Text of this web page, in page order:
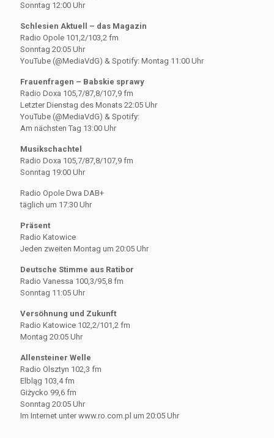
Sonntag 12:00 Uhr
Schlesien Aktuell – das Magazin
Radio Opole 101,2/103,2 fm
Sonntag 20:05 Uhr
YouTube (@MediaVdG) & Spotify: Montag 11:00 Uhr
Frauenfragen – Babskie sprawy
Radio Doxa 105,7/87,8/107,9 fm
Letzter Dienstag des Monats 22:05 Uhr
YouTube (@MediaVdG) & Spotify:
Am nächsten Tag 13:00 Uhr
Musikschachtel
Radio Doxa 105,7/87,8/107,9 fm
Sonntag 19:00 Uhr
Radio Opole Dwa DAB+
täglich um 17:30 Uhr
Präsent
Radio Katowice
Jeden zweiten Montag um 20:05 Uhr
Deutsche Stimme aus Ratibor
Radio Vanessa 100,3/95,8 fm
Sonntag 11:05 Uhr
Versöhnung und Zukunft
Radio Katowice 102,2/101,2 fm
Montag 20:05 Uhr
Allensteiner Welle
Radio Olsztyn 102,3 fm
Elbląg 103,4 fm
Giżycko 99,6 fm
Sonntag 20:05 Uhr
Im Internet unter www.ro.com.pl um 20:05 Uhr